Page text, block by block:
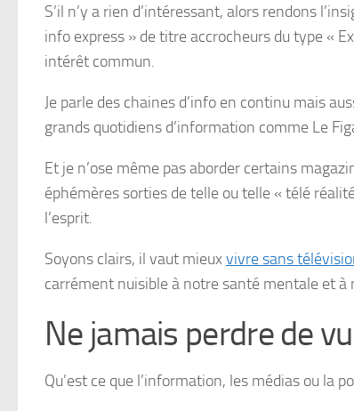
S’il n’y a rien d’intéressant, alors rendons
info express » de titre accrocheurs du type «
intérêt commun.
Je parle des chaines d’info en continu mais
grands quotidiens d’information comme Le
Et je n’ose même pas aborder certains
éphémères sorties de telle ou telle « télé
l’esprit.
Soyons clairs, il vaut mieuxvivre sans
carrément nuisible à notre santé mentale et
Ne jamais perdre de
Qu’est ce que l’information, les médias ou la